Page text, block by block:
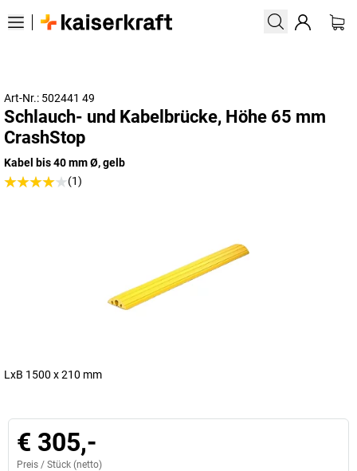
Art-Nr.: 502441 49
Schlauch- und Kabelbrücke, Höhe 65 mm
CrashStop
Kabel bis 40 mm Ø, gelb
(1)
LxB 1500 x 210 mm
€ 305,-
Preis / Stück (netto)